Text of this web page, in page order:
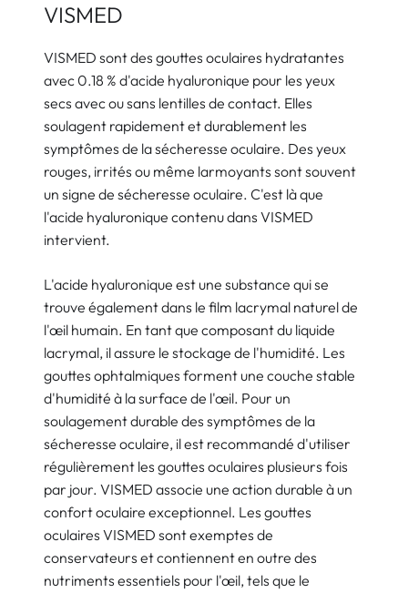
VISMED
VISMED sont des gouttes oculaires hydratantes
avec 0.18 % d'acide hyaluronique pour les yeux
secs avec ou sans lentilles de contact. Elles
soulagent rapidement et durablement les
symptômes de la sécheresse oculaire. Des yeux
rouges, irrités ou même larmoyants sont souvent
un signe de sécheresse oculaire. C'est là que
l'acide hyaluronique contenu dans VISMED
intervient.
L'acide hyaluronique est une substance qui se
trouve également dans le film lacrymal naturel de
l'œil humain. En tant que composant du liquide
lacrymal, il assure le stockage de l'humidité. Les
gouttes ophtalmiques forment une couche stable
d'humidité à la surface de l'œil. Pour un
soulagement durable des symptômes de la
sécheresse oculaire, il est recommandé d'utiliser
régulièrement les gouttes oculaires plusieurs fois
par jour. VISMED associe une action durable à un
confort oculaire exceptionnel. Les gouttes
oculaires VISMED sont exemptes de
conservateurs et contiennent en outre des
nutriments essentiels pour l'œil, tels que le